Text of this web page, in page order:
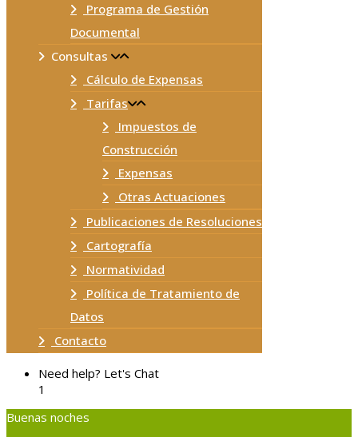
Programa de Gestión
Documental
Consultas
Cálculo de Expensas
Tarifas
Impuestos de
Construcción
Expensas
Otras Actuaciones
Publicaciones de Resoluciones
Cartografía
Normatividad
Política de Tratamiento de
Datos
Contacto
Need help? Let's Chat
1
Buenas noches